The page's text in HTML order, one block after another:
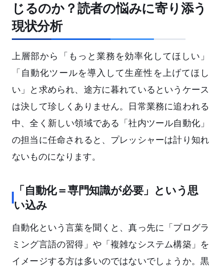
じるのか？読者の悩みに寄り添う
現状分析
上層部から「もっと業務を効率化してほしい」
「自動化ツールを導入して生産性を上げてほし
い」と求められ、途方に暮れているというケース
は決して珍しくありません。日常業務に追われる
中、全く新しい領域である「社内ツール自動化」
の担当に任命されると、プレッシャーは計り知れ
ないものになります。
「自動化＝専門知識が必要」という思
い込み
自動化という言葉を聞くと、真っ先に「プログラ
ミング言語の習得」や「複雑なシステム構築」を
イメージする方は多いのではないでしょうか。黒